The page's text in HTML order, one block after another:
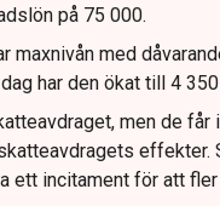
på 75 000.
maxnivån med
har den ökat till 4 350
men de får
effekter.
ett incitament för att